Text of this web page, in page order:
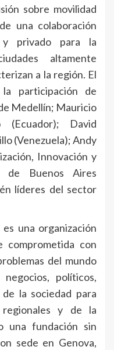
sobre movilidad
una colaboración
privado para la
altamente
a la región. El
participación de
Medellín; Mauricio
David
(Venezuela); Andy
Innovación y
de Buenos Aires
líderes del sector
una organización
comprometida con
del mundo
políticos,
la sociedad para
regionales y de la
una fundación sin
sede en Genova,